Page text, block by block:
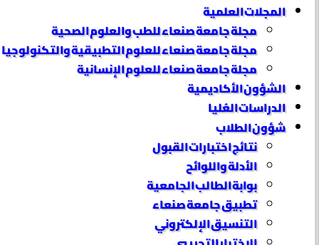
المجلات العلمية
مجلة جامعة صنعاء للطب والعلوم الصحية
مجلة جامعة صنعاء للعلوم التطبيقية والتكنولوجيا
مجلة جامعة صنعاء للعلوم الإنسانية
الشؤون الأكاديمية
الدراسات العُليا
شؤون الطلاب
نتائج اختبارات القبول
الأدلة واللوائح
بوابة الطالب الجامعية
تطبيق جامعة صنعاء
التنسيق الإلكتروني